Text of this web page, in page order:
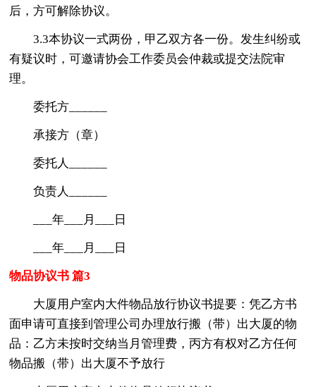
后，方可解除协议。
3.3本协议一式两份，甲乙双方各一份。发生纠纷或
有疑议时，可邀请协会工作委员会仲裁或提交法院审
理。
委托方______
承接方（章）
委托人______
负责人______
___年___月___日
___年___月___日
物品协议书 篇3
大厦用户室内大件物品放行协议书提要：凭乙方书
面申请可直接到管理公司办理放行搬（带）出大厦的物
品：乙方未按时交纳当月管理费，丙方有权对乙方任何
物品搬（带）出大厦不予放行